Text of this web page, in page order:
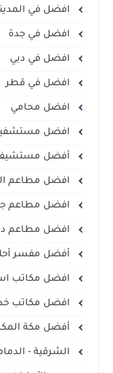
افضل في
افضل في جدة
افضل في دبي
افضل في قطر
افضل محامي
افضل
أفضل
افضل مطاعم
افضل مطاعم
افضل مطاعم
أفضل مفسر
افضل مكاتب
افضل مكاتب
أفضل مكة
الشرقية - الدمام